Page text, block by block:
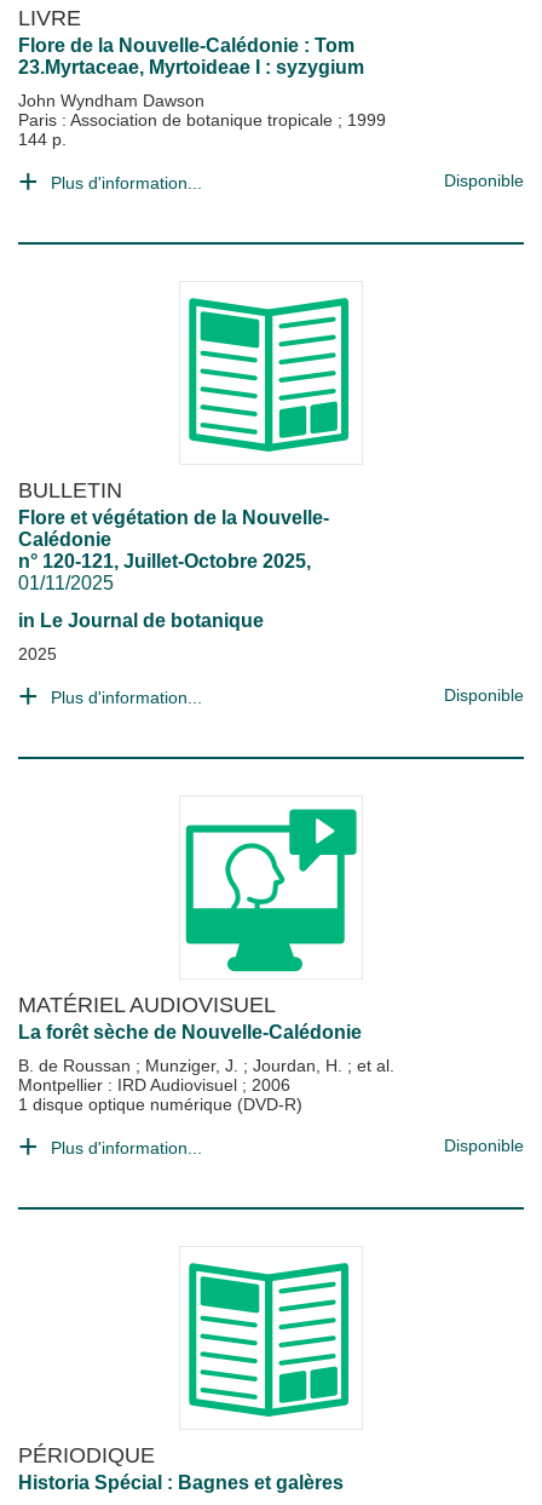
LIVRE
Flore de la Nouvelle-Calédonie : Tom
23.Myrtaceae, Myrtoideae I : syzygium
John Wyndham Dawson
Paris : Association de botanique tropicale ; 1999
144 p.
Plus d'information... Disponible
BULLETIN
Flore et végétation de la Nouvelle-
Calédonie
n° 120-121, Juillet-Octobre 2025,
01/11/2025
in Le Journal de botanique
2025
Plus d'information... Disponible
MATÉRIEL AUDIOVISUEL
La forêt sèche de Nouvelle-Calédonie
B. de Roussan ; Munziger, J. ; Jourdan, H. ; et al.
Montpellier : IRD Audiovisuel ; 2006
1 disque optique numérique (DVD-R)
Plus d'information... Disponible
PÉRIODIQUE
Historia Spécial : Bagnes et galères